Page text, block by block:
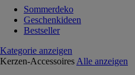
Sommerdeko
Geschenkideen
Bestseller
Kategorie anzeigen
Kerzen-Accessoires Alle anzeigen